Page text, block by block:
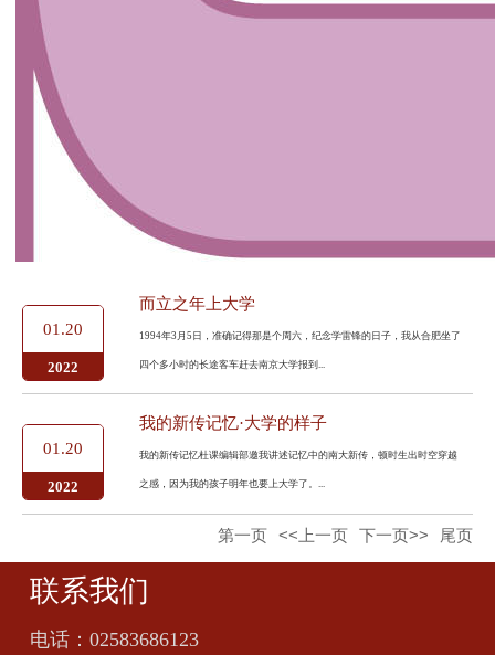
01.20
2022
而立之年上大学
1994年3月5日，准确记得那是个周六，纪念学雷锋的日子，我从合肥坐了
四个多小时的长途客车赶去南京大学报到...
01.20
2022
我的新传记忆·大学的样子
我的新传记忆杜课编辑部邀我讲述记忆中的南大新传，顿时生出时空穿越
之感，因为我的孩子明年也要上大学了。...
第一页 <<上一页 下一页>> 尾页
联系我们
电话： 02583686123